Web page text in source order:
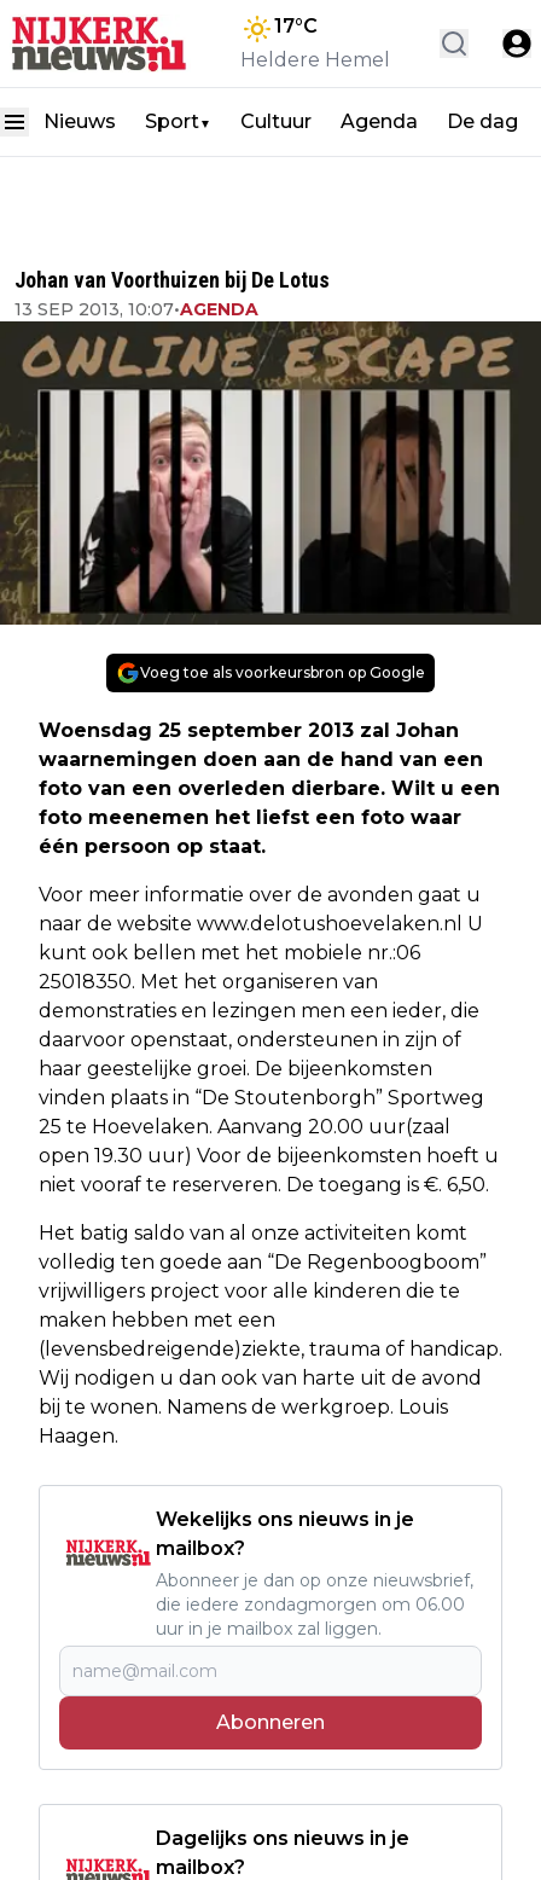
17°C
Heldere Hemel
Nieuws Sport▼ Cultuur Agenda De dag
Johan van Voorthuizen bij De Lotus
13 SEP 2013, 10:07•AGENDA
Voeg toe als voorkeursbron op Google
Woensdag 25 september 2013 zal Johan
waarnemingen doen aan de hand van een
foto van een overleden dierbare. Wilt u een
foto meenemen het liefst een foto waar
één persoon op staat.
Voor meer informatie over de avonden gaat u
naar de website www.delotushoevelaken.nl U
kunt ook bellen met het mobiele nr.:06
25018350. Met het organiseren van
demonstraties en lezingen men een ieder, die
daarvoor openstaat, ondersteunen in zijn of
haar geestelijke groei. De bijeenkomsten
vinden plaats in “De Stoutenborgh” Sportweg
25 te Hoevelaken. Aanvang 20.00 uur(zaal
open 19.30 uur) Voor de bijeenkomsten hoeft u
niet vooraf te reserveren. De toegang is €. 6,50.
Het batig saldo van al onze activiteiten komt
volledig ten goede aan “De Regenboogboom”
vrijwilligers project voor alle kinderen die te
maken hebben met een
(levensbedreigende)ziekte, trauma of handicap.
Wij nodigen u dan ook van harte uit de avond
bij te wonen. Namens de werkgroep. Louis
Haagen.
Wekelijks ons nieuws in je
mailbox?
Abonneer je dan op onze nieuwsbrief,
die iedere zondagmorgen om 06.00
uur in je mailbox zal liggen.
Abonneren
Dagelijks ons nieuws in je
mailbox?